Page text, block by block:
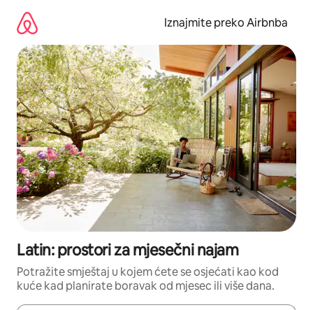
sadržaj
Iznajmite preko Airbnba
Latin: prostori za mjesečni najam
Potražite smještaj u kojem ćete se osjećati kao kod
kuće kad planirate boravak od mjesec ili više dana.